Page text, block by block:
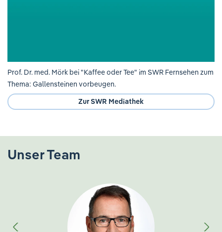
Prof. Dr. med. Mörk bei "Kaffee oder Tee" im SWR Fernsehen zum
Thema: Gallensteinen vorbeugen.
Zur SWR Mediathek
Unser Team